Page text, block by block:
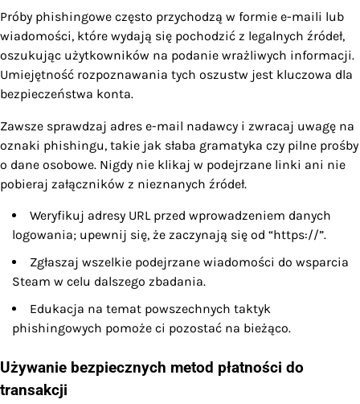
Próby phishingowe często przychodzą w formie e-maili lub
wiadomości, które wydają się pochodzić z legalnych źródeł,
oszukując użytkowników na podanie wrażliwych informacji.
Umiejętność rozpoznawania tych oszustw jest kluczowa dla
bezpieczeństwa konta.
Zawsze sprawdzaj adres e-mail nadawcy i zwracaj uwagę na
oznaki phishingu, takie jak słaba gramatyka czy pilne prośby
o dane osobowe. Nigdy nie klikaj w podejrzane linki ani nie
pobieraj załączników z nieznanych źródeł.
Weryfikuj adresy URL przed wprowadzeniem danych
logowania; upewnij się, że zaczynają się od “https://”.
Zgłaszaj wszelkie podejrzane wiadomości do wsparcia
Steam w celu dalszego zbadania.
Edukacja na temat powszechnych taktyk
phishingowych pomoże ci pozostać na bieżąco.
Używanie bezpiecznych metod płatności do
transakcji